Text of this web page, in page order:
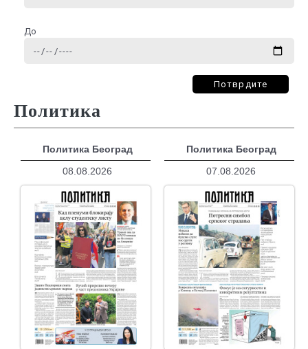
До
Потврдите
Политика
Политика Београд
08.08.2026
Политика Београд
07.08.2026